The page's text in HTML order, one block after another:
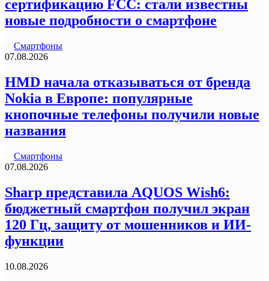
сертификацию FCC: стали известны
новые подробности о смартфоне
Смартфоны
07.08.2026
HMD начала отказываться от бренда
Nokia в Европе: популярные
кнопочные телефоны получили новые
названия
Смартфоны
07.08.2026
Sharp представила AQUOS Wish6:
бюджетный смартфон получил экран
120 Гц, защиту от мошенников и ИИ-
функции
10.08.2026